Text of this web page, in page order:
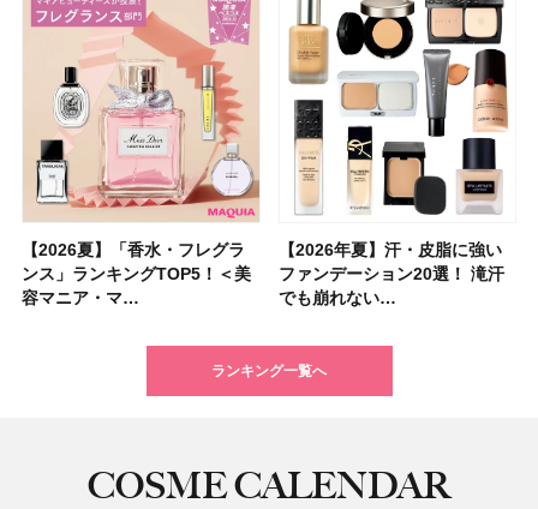
【2026夏】「香水・フレグラ
ンス」ランキングTOP5！＜美
容マニア・マ…
【2026年夏】汗・皮脂に強い
ファンデーション20選！ 滝汗
でも崩れない…
【クリスマスコフレ2026】ク
リニークのホリデーコフレを一
挙紹介！ 人気…
【コスメデコルテ】ブランド最
高峰ラインから新作エイジング
ケアクリーム「A…
【2026年夏】汗・皮脂に強い
ファンデーション20選！ 滝汗
でも崩れない…
【崩れないフェイスパウダーの
塗り方】ブラシ？パフ？ 肌質
別メイクHOW …
【2026夏】「リップケア」ラ
ンキングTOP5！＜美容マニア
集団・マキア…
【クリスマスコフレ2026】
BAUM（バウム）が誘う静寂の
香りの世界へ。…
【2026夏】「インナーケア・
サプリ」ランキングTOP5！＜
美容マニア集…
【おすすめダイエットサプリ８
選】食べすぎた日をサポート！
選び方＆糖質・脂…
【最新】髪のうねり・広がり・
くせ毛におすすめのシャンプー
17選
【2026年】最新トレンド「ボ
ブ」13種類を徹底解説！ 定番
＆人気の髪型…
【フォロー＆いいねで当たる】
中国割烹旅館 掬水亭の宿泊券
を1組2名様にプ…
【無印良品】スキンケア×衣料
素材の最強タッグで実現！ 着
るだけで保湿でき…
【全色レビュー】ケイト メロ
ウブラウンアイズ限定色追加！
イエベ・ブルベ別…
【スック2026新作】秋コレク
ションを全品スウォッチ&イエ
ベブルベ分け！
ランキング一覧へ
COSME CALENDAR